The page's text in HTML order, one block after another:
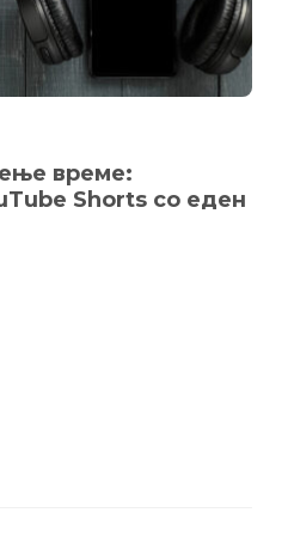
време:
Shorts со еден